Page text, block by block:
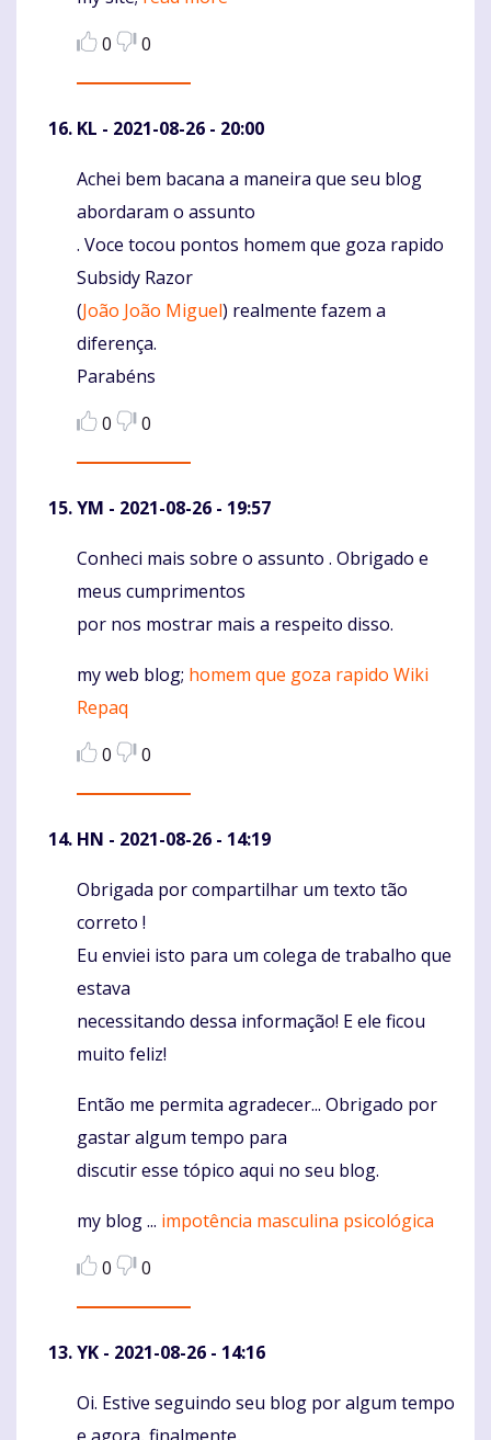
0
0
KL - 2021-08-26 - 20:00
Komentaras
Achei bem bacana a maneira que seu blog
abordaram o assunto
. Voce tocou pontos homem que goza rapido
Subsidy Razor
(João João Miguel) realmente fazem a
diferença.
Parabéns
0
0
YM - 2021-08-26 - 19:57
Komentaras
Conheci mais sobre o assunto . Obrigado e
meus cumprimentos
por nos mostrar mais a respeito disso.
my web blog; homem que goza rapido Wiki
Repaq
0
0
HN - 2021-08-26 - 14:19
Komentaras
Obrigada por compartilhar um texto tão
correto !
Eu enviei isto para um colega de trabalho que
estava
necessitando dessa informação! E ele ficou
muito feliz!
Então me permita agradecer... Obrigado por
gastar algum tempo para
discutir esse tópico aqui no seu blog.
my blog ... impotência masculina psicológica
0
0
YK - 2021-08-26 - 14:16
Komentaras
Oi. Estive seguindo seu blog por algum tempo